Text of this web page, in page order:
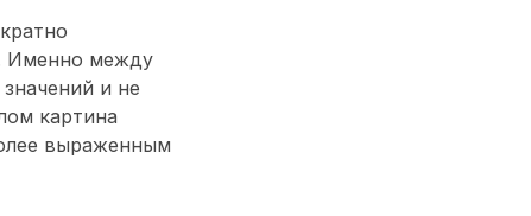
Именно между
и не
картина
выраженным